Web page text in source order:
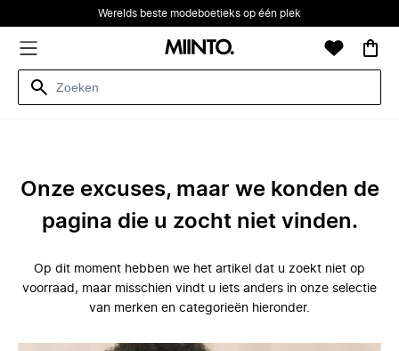
Werelds beste modeboetieks op één plek
Onze excuses, maar we konden de
pagina die u zocht niet vinden.
Op dit moment hebben we het artikel dat u zoekt niet op
voorraad, maar misschien vindt u iets anders in onze selectie
van merken en categorieën hieronder.